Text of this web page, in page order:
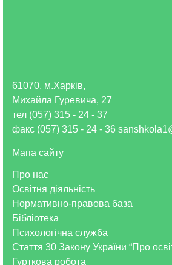
Про нас
Освітня діяльність
Нормативно-правова база
Бібліотека
Психологічна служба
Стаття 30 Закону України “Про
Гурткова робота
61070, м.Харків,
Михайла Гуревича, 27
тел (057) 315 - 24 - 37
факс (057) 315 - 24 - 36
Мапа сайту